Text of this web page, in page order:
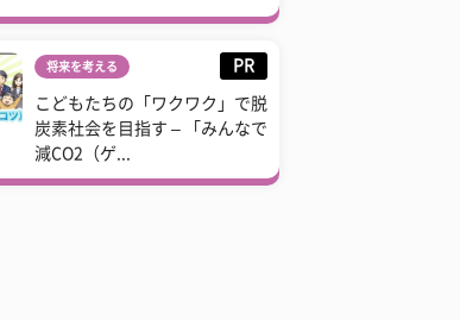
将来を考える PR
こどもたちの「ワクワク」で脱
炭素社会を目指す – 「みんなで
減CO2（ゲ...